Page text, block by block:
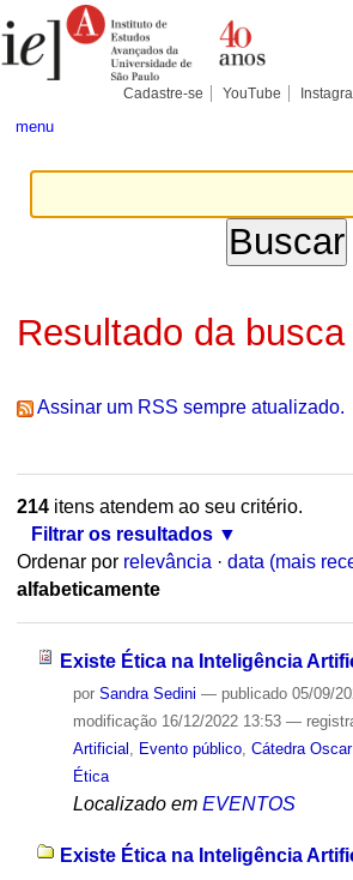
para
conteúdo.
Pessoais
Cadastre-se YouTube
menu
Resultado da busca
Assinar um RSS sempre atualizado.
214itens atendem ao seu critério.
Filtrar os resultados
Ordenar por relevância · data (mais
alfabeticamente
Existe Ética na Inteligência
por Sandra Sedini — publicado05/09/
modificação16/12/2022 13:53 —
Artificial
Evento público, Cátedra
Ética
Localizado em EVENTOS
Existe Ética na Inteligência